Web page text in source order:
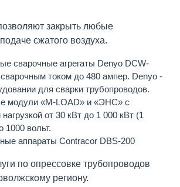
закрыть любые
сжатого воздуха.
сварочные агрегаты Denyo DCW-
током до 480 ампер. Denyo -
для сварки трубопроводов.
модули «M-LOAD» и «ЭНС» с
от 30 кВт до 1 000 кВт (1
1000 вольт.
аппараты Contracor DBS-200
по опрессовке трубопроводов
региону.